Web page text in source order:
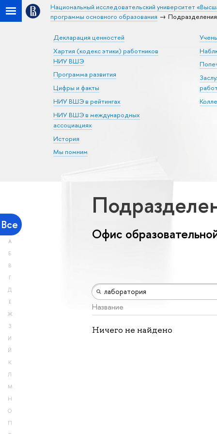
Национальный исследовательский университет
программы основного образования
Декларация ценностей
Хартия (кодекс этики) работников
НИУ ВШЭ
Программа развития
Цифры и факты
НИУ ВШЭ в рейтингах
НИУ ВШЭ в международных
ассоциациях
История
Мы помним
Все
А
Б
В
Г
Д
Е
Ж
З
И
Й
К
Л
М
Н
О
П
Офис
Название
Ничего не найдено